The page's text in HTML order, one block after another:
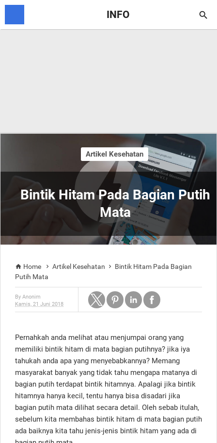
INFO 
Bintik Hitam Pada Bagian Putih
Mata
Artikel Kesehatan
 Home  Artikel Kesehatan 
Bintik Hitam Pada Bagian
Putih Mata
By Anonim
Kamis, 21 Juni 2018
Pernahkah anda melihat atau menjumpai orang yang
memiliki bintik hitam di mata bagian putihnya? jika iya
tahukah anda apa yang menyebabkannya? Memang
masyarakat banyak yang tidak tahu mengapa matanya di
bagian putih terdapat bintik hitamnya. Apalagi jika bintik
hitamnya hanya kecil, tentu hanya bisa disadari jika
bagian putih mata dilihat secara detail. Oleh sebab itulah,
sebelum kita membahas bintik hitam di mata bagian putih
ada baiknya kita tahu jenis-jenis bintik hitam yang ada di